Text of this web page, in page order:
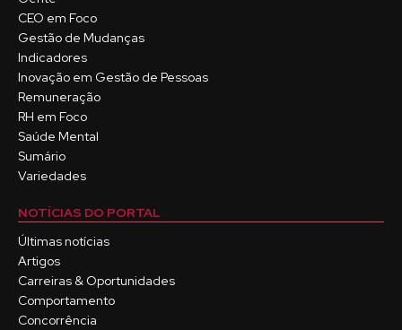
CEO em Foco
Gestão de Mudanças
Indicadores
Inovação em Gestão de Pessoas
Remuneração
RH em Foco
Saúde Mental
Sumário
Variedades
NOTÍCIAS DO PORTAL
Últimas notícias
Artigos
Carreiras & Oportunidades
Comportamento
Concorrência